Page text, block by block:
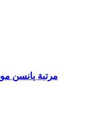
مرتبة يانسن موديل